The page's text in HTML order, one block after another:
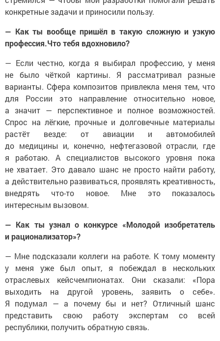
конкретные задачи и приносили пользу.
— Как ты вообще пришёл в такую сложную и узкую
профессия.Что тебя вдохновило?
— Если честно, когда я выбирал профессию, у меня
не было чёткой картины. Я рассматривал разные
варианты. Сфера композитов привлекла меня тем, что
для России это направление относительно новое,
а значит — перспективное и полное возможностей.
Спрос на лёгкие, прочные и долговечные материалы
растёт везде: от авиации и автомобилей
до медицины и, конечно, нефтегазовой отрасли, где
я работаю. А специалистов высокого уровня пока
не хватает. Это давало шанс не просто найти работу,
а действительно развиваться, проявлять креативность,
внедрять что-то новое. Мне это показалось
интересным вызовом.
— Как ты узнал о конкурсе «Молодой изобретатель
и рационализатор»?
— Мне подсказали коллеги на работе. К тому моменту
у меня уже был опыт, я побеждал в нескольких
отраслевых кейсчемпионатах. Они сказали: «Пора
выходить на другой уровень, заявить о себе».
Я подумал — а почему бы и нет? Отличный шанс
представить свою работу экспертам со всей
республики, получить обратную связь.